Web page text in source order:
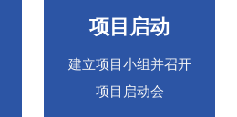
项目启动
建立项目小组并召开
项目启动会